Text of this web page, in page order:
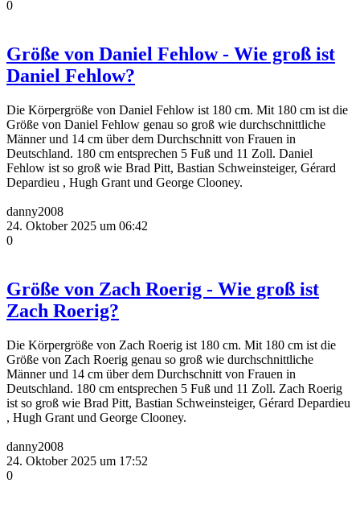
0
Größe von Daniel Fehlow - Wie groß ist
Daniel Fehlow?
Die Körpergröße von Daniel Fehlow ist 180 cm. Mit 180 cm ist die
Größe von Daniel Fehlow genau so groß wie durchschnittliche
Männer und 14 cm über dem Durchschnitt von Frauen in
Deutschland. 180 cm entsprechen 5 Fuß und 11 Zoll. Daniel
Fehlow ist so groß wie Brad Pitt, Bastian Schweinsteiger, Gérard
Depardieu , Hugh Grant und George Clooney.
danny2008
24. Oktober 2025 um 06:42
0
Größe von Zach Roerig - Wie groß ist
Zach Roerig?
Die Körpergröße von Zach Roerig ist 180 cm. Mit 180 cm ist die
Größe von Zach Roerig genau so groß wie durchschnittliche
Männer und 14 cm über dem Durchschnitt von Frauen in
Deutschland. 180 cm entsprechen 5 Fuß und 11 Zoll. Zach Roerig
ist so groß wie Brad Pitt, Bastian Schweinsteiger, Gérard Depardieu
, Hugh Grant und George Clooney.
danny2008
24. Oktober 2025 um 17:52
0